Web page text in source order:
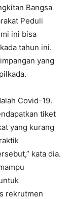
Bangsa
Peduli
ini bisa
tahun ini.
yang
Covid-19.
tiket
yang kurang
kata dia.
rekrutmen